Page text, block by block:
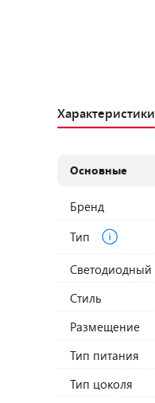
Характеристики
Основные
Бренд
Тип
Светодиодный
Стиль
Размещение
Тип питания
Тип цоколя